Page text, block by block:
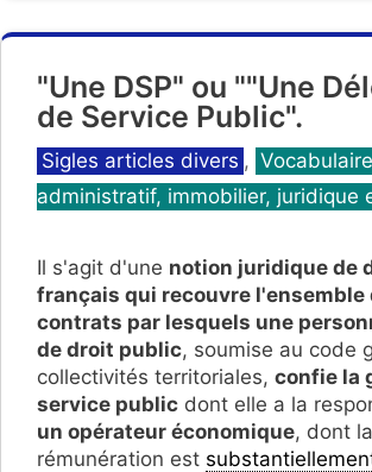
"Une DSP" ou ""Une
de Service Public".
Catégories
Sigles articles divers ,
administratif, immobilier, juridique
Il s'agit d'une notion juridique de
français qui recouvre l'ensemble
contrats par lesquels une
de droit public, soumise au code
collectivités territoriales, confie la
service public dont elle a la
un opérateur économique, dont la
rémunération est